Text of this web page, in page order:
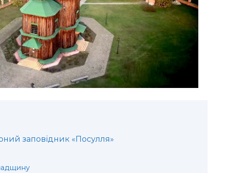
заповідник «Посулля»